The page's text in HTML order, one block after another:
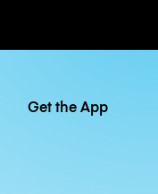
Get the App